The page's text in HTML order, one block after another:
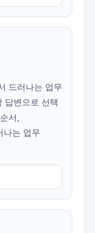
드러나는 업무
답변으로 선택
서,
나는 업무